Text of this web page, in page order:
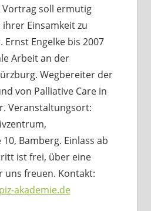
soll ermutig
Einsamkeit zu
Ernst Engelke bis 2007
Arbeit an der
Wegbereiter der
von Palliative Care in
Veranstaltungsort:
Bamberg. Einlass ab
ist frei, über eine
uns freuen. Kontakt:
akademie.de